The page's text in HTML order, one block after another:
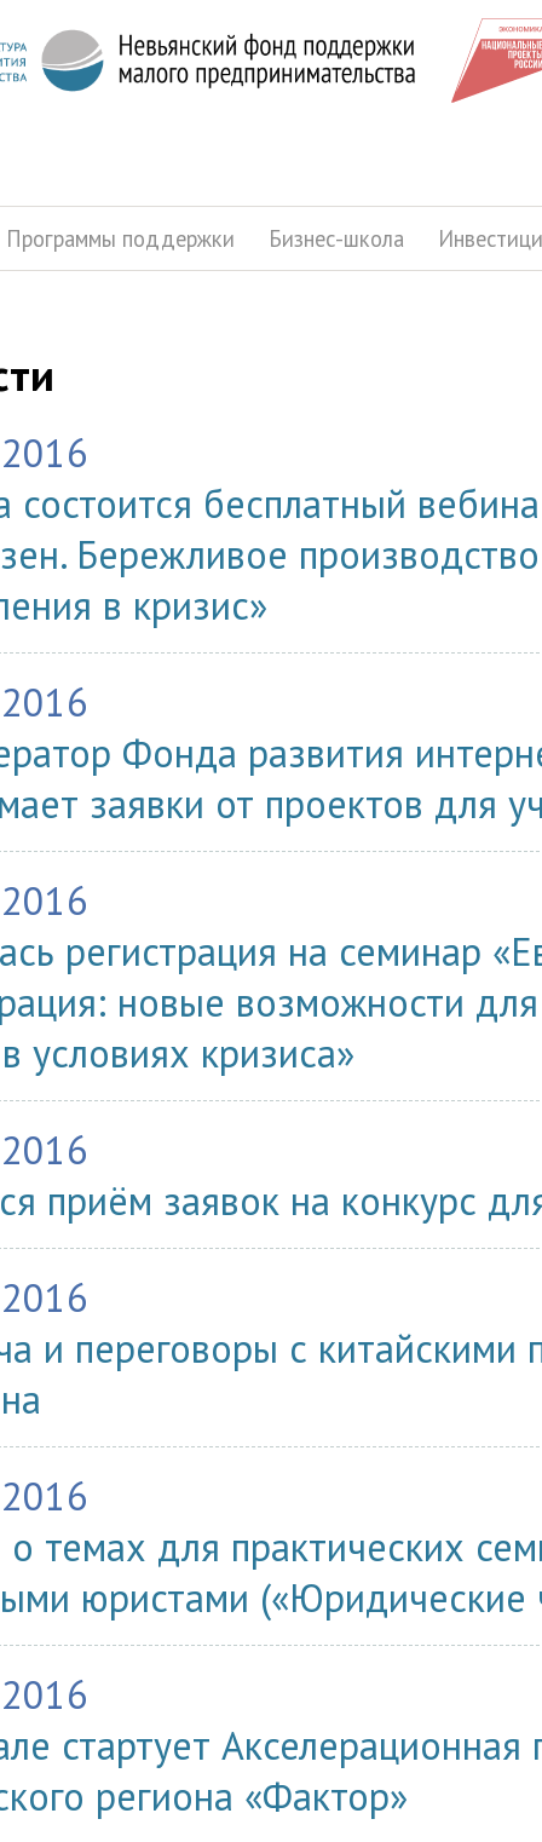
Программы поддержки Бизнес-школа
состоится бесплатный
Бережливое
в кризис»
Фонда развития
заявки от проектов для
регистрация на семинар
новые возможности
условиях кризиса»
приём заявок на конкурс
и переговоры с китайскими
темах для практических
юристами («Юридические
стартует Акселерационная
региона «Фактор»